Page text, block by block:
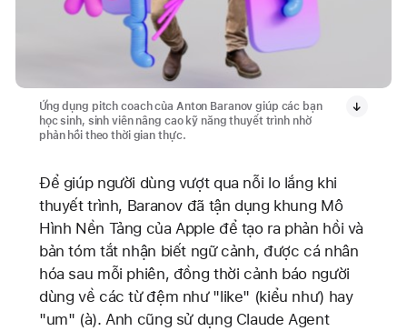
Ứng dụng pitch coach của Anton Baranov giúp các bạn
học sinh, sinh viên nâng cao kỹ năng thuyết trình nhờ
phản hồi theo thời gian thực.
Để giúp người dùng vượt qua nỗi lo lắng khi
thuyết trình, Baranov đã tận dụng khung Mô
Hình Nền Tảng của Apple để tạo ra phản hồi và
bản tóm tắt nhận biết ngữ cảnh, được cá nhân
hóa sau mỗi phiên, đồng thời cảnh báo người
dùng về các từ đệm như "like" (kiểu như) hay
"um" (à). Anh cũng sử dụng Claude Agent